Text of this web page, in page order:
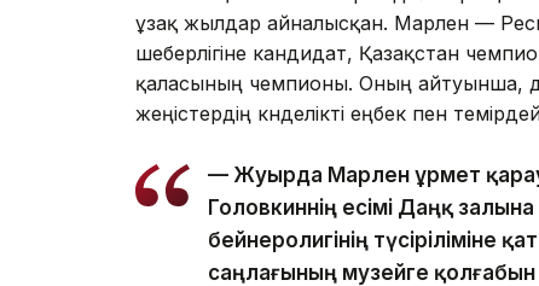
ұзақ жылдар айналысқан. Марлен —
шеберлігіне кандидат, Қазақстан
қаласының чемпионы. Оның айтуынша,
жеңістердің күнделікті еңбек пен
— Жуырда Марлен Құрмет
Головкиннің есімі Даңқ
бейнеролигінің түсіріліміне
саңлағының музейге